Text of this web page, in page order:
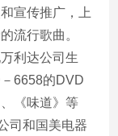
宣传推广，上
流行歌曲。
利达公司生
6658的DVD
《味道》等
司和国美电器